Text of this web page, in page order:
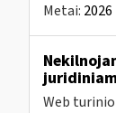
Metai: 2026
Web turinio